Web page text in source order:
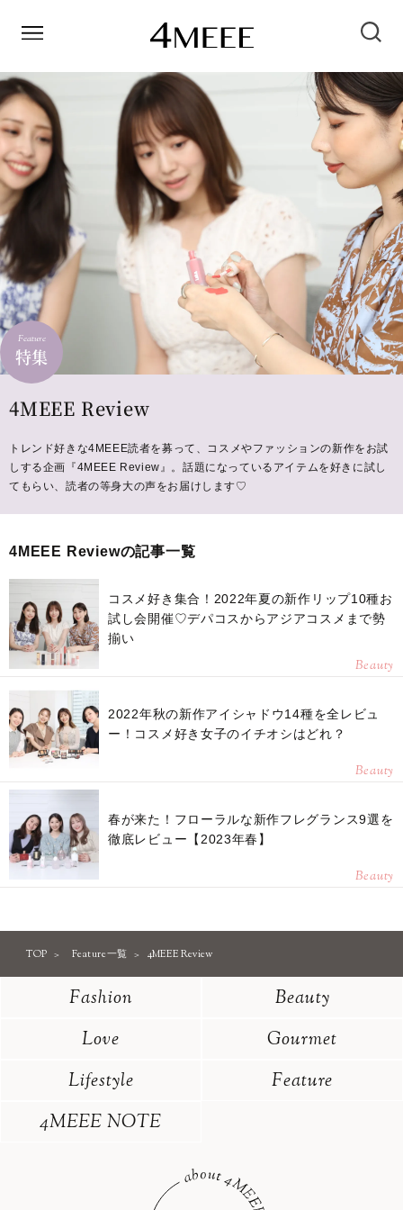
Feature
特集
4MEEE Review
トレンド好きな4MEEE読者を募って、コスメやファッションの新作をお試
しする企画『4MEEE Review』。話題になっているアイテムを好きに試し
てもらい、読者の等身大の声をお届けします♡
4MEEE Reviewの記事一覧
コスメ好き集合！2022年夏の新作リップ10種お
試し会開催♡デパコスからアジアコスメまで勢
揃い
Beauty
2022年秋の新作アイシャドウ14種を全レビュ
ー！コスメ好き女子のイチオシはどれ？
Beauty
春が来た！フローラルな新作フレグランス9選を
徹底レビュー【2023年春】
Beauty
TOP Feature一覧 4MEEE Review
Fashion
Beauty
Love
Gourmet
Lifestyle
Feature
4MEEE NOTE